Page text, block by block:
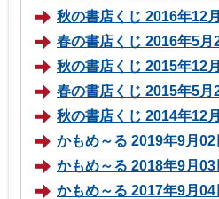
秋の書店くじ 2016年12
春の書店くじ 2016年5月
秋の書店くじ 2015年12
春の書店くじ 2015年5月
秋の書店くじ 2014年12
かもめ～る 2019年9月02
かもめ～る 2018年9月03
かもめ～る 2017年9月04